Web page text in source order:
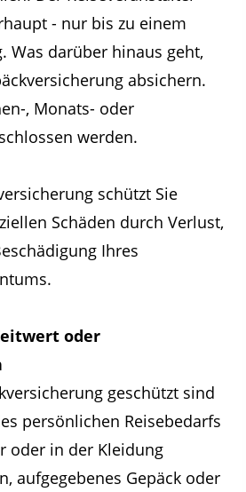
- nur bis zu einem
Was darüber hinaus geht,
absichern.
, Monats- oder
werden.
schützt Sie
Schäden durch Verlust,
Ihres
oder
geschützt sind
persönlichen Reisebedarfs
oder in der Kleidung
aufgegebenes Gepäck oder